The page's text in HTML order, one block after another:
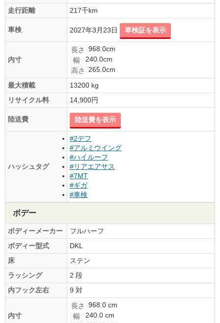
走行距離
217千km
車検 2027年3月23日 車検証を表示
内寸
長さ
968.0cm
幅
240.0cm
高さ
265.0cm
最大積載
13200 kg
リサイクル料
14,900円
陸送費 陸送費を表示
ハッシュタグ
#2デフ
#アルミウイング
#ハイルーフ
#リアエアサス
#7MT
#ギガ
#車検
ボデー
ボディーメーカー
フルハーフ
ボディー型式
DKL
床
ステン
ラッシング
2 段
内フック左右
9 対
内寸
長さ
968.0 cm
幅
240.0 cm